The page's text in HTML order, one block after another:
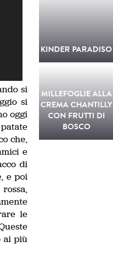
si
si
oggi
che,
e
di
e poi
le
ai più
KINDER PARADISO
MILLEFOGLIE ALLA
CREMA CHANTILLY
CON FRUTTI DI
BOSCO